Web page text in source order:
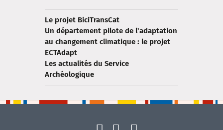
Le projet BiciTransCat
Un département pilote de l'adaptation
au changement climatique : le projet
ECTAdapt
Les actualités du Service
Archéologique